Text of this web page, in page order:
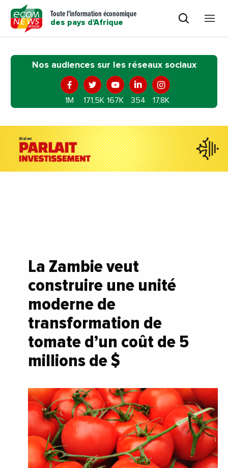
Toute l'information économique
des pays d'Afrique
Nos audiences sur les réseaux sociaux
1M 171,5K 167K 354 17,8K
La Zambie veut
construire une unité
moderne de
transformation de
tomate d’un coût de 5
millions de $